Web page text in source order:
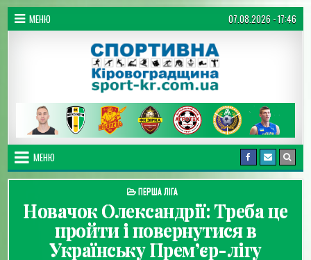
Перейти до вмісту
МЕНЮ 07.08.2026 - 17:46
Спортивна Кіровоградщина
МЕНЮ
ОПУБЛІКУВАТИ В
ПЕРША ЛІГА
Новачок Олександрії: Треба це
пройти і повернутися в
Українську Прем’єр-лігу